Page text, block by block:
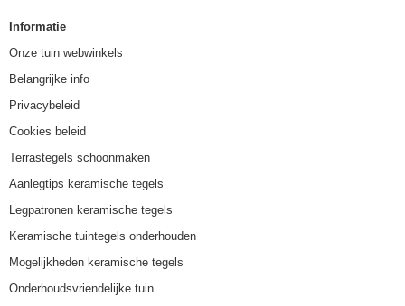
Informatie
Onze tuin webwinkels
Belangrijke info
Privacybeleid
Cookies beleid
Terrastegels schoonmaken
Aanlegtips keramische tegels
Legpatronen keramische tegels
Keramische tuintegels onderhouden
Mogelijkheden keramische tegels
Onderhoudsvriendelijke tuin